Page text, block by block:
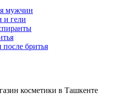
мужчин
гели
бритья
косметики в Ташкенте